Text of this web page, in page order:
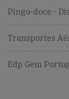
Pingo-doce -
Transportes
Edp Gem